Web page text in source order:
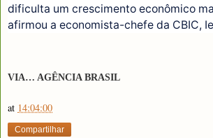
dificulta um crescimento econômico
afirmou a economista-chefe da CBIC,
VIA… AGÊNCIA BRASIL
at 14:04:00
Compartilhar